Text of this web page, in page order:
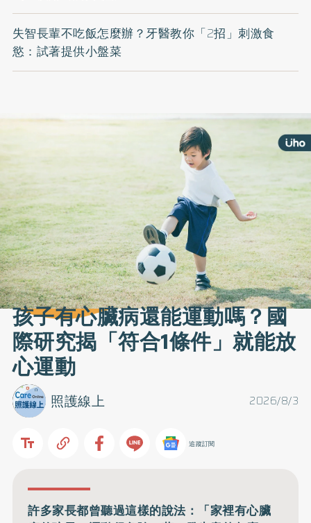
失智長輩不吃飯怎麼辦？牙醫教你「2招」刺激食
慾：試著提供小盤菜
孩子有心臟病還能運動嗎？國
際研究揭「符合1條件」就能放
心運動
2026/8/3
照護線上
追蹤訂閱
許多家長都曾聽過這樣的說法：「家裡有心臟